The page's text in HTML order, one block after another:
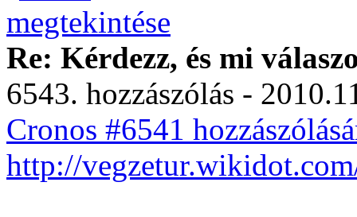
Re: Kérdezz, és mi
6543. hozzászólás -
Cronos #6541
http://